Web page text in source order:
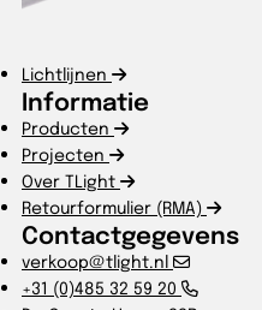
Lichtlijnen
Informatie
Producten
Projecten
Over TLight
Retourformulier (RMA)
Contactgegevens
verkoop@tlight.nl
+31 (0)485 32 59 20